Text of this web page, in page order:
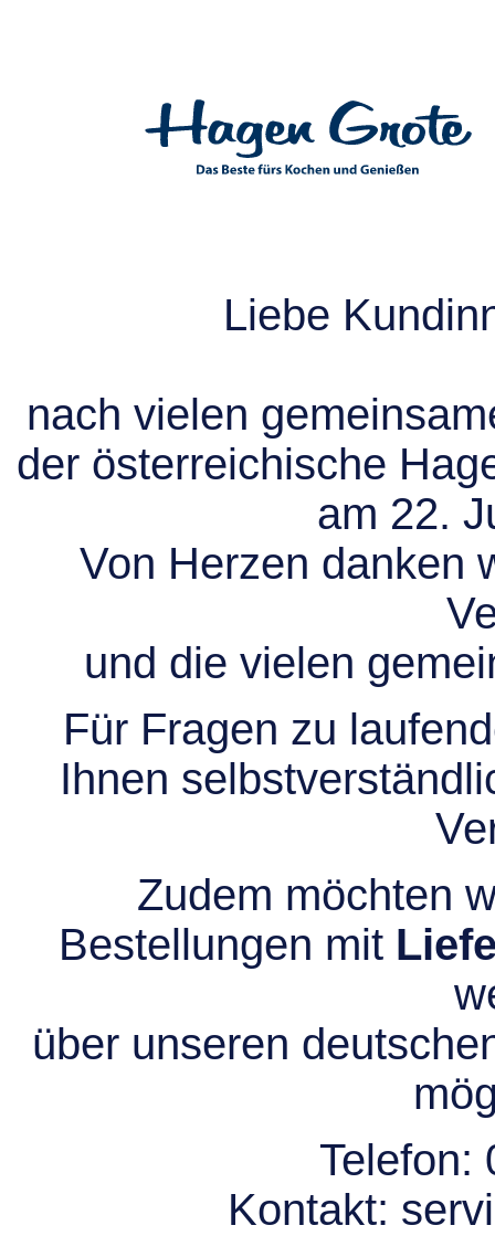
Liebe
nach vielen
der österreichische
am 22.
Von Herzen danken
und die vielen
Für Fragen zu
Ihnen
Zudem möchten
Bestellungen mit
über unseren
Telefon:
Kontakt: